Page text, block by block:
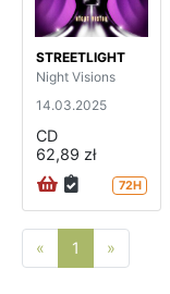
STREETLIGHT
Night Visions
14.03.2025
CD
62,89 zł
72H
« Poprzednia strona
1 »